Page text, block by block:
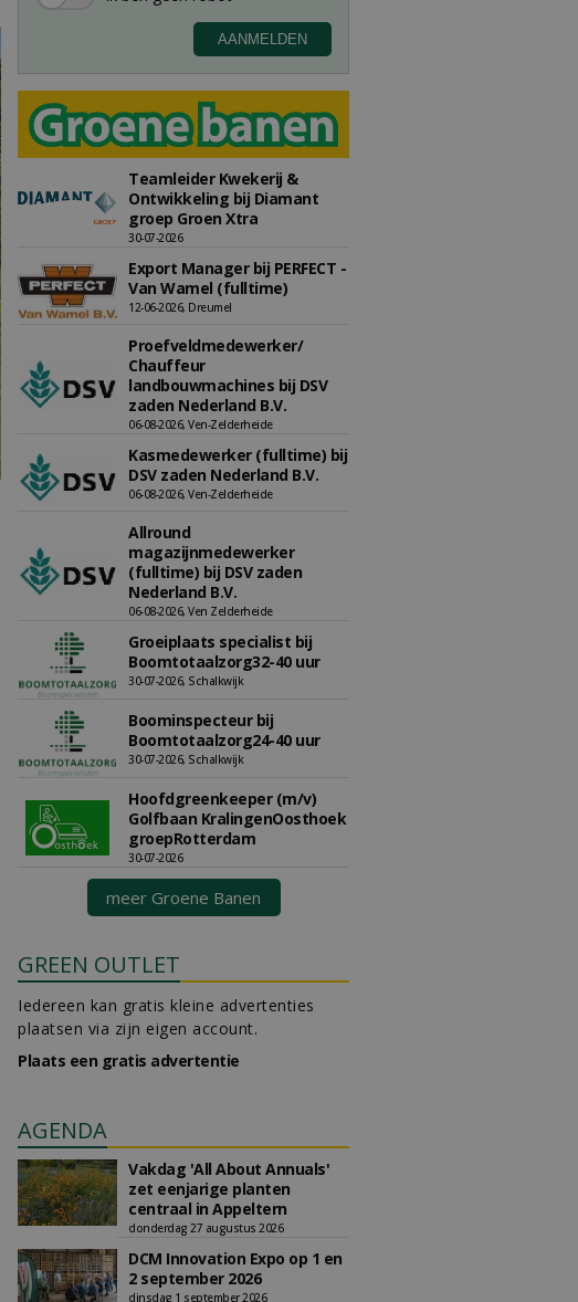
Teamleider Kwekerij &
Ontwikkeling bij Diamant
groep Groen Xtra
30-07-2026
Export Manager bij PERFECT -
Van Wamel (fulltime)
12-06-2026, Dreumel
Proefveldmedewerker/
Chauffeur
landbouwmachines bij DSV
zaden Nederland B.V.
06-08-2026, Ven-Zelderheide
Kasmedewerker (fulltime) bij
DSV zaden Nederland B.V.
06-08-2026, Ven-Zelderheide
Allround
magazijnmedewerker
(fulltime) bij DSV zaden
Nederland B.V.
06-08-2026, Ven Zelderheide
Groeiplaats specialist bij
Boomtotaalzorg32-40 uur
30-07-2026, Schalkwijk
Boominspecteur bij
Boomtotaalzorg24-40 uur
30-07-2026, Schalkwijk
Hoofdgreenkeeper (m/v)
Golfbaan KralingenOosthoek
groepRotterdam
30-07-2026
meer Groene Banen
GREEN OUTLET
Iedereen kan gratis kleine advertenties
plaatsen via zijn eigen account.
Plaats een gratis advertentie
AGENDA
Vakdag 'All About Annuals'
zet eenjarige planten
centraal in Appeltern
donderdag 27 augustus 2026
DCM Innovation Expo op 1 en
2 september 2026
dinsdag 1 september 2026